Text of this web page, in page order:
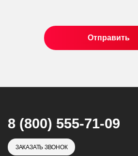
8 (800) 555-71-09
ЗАКАЗАТЬ ЗВОНОК